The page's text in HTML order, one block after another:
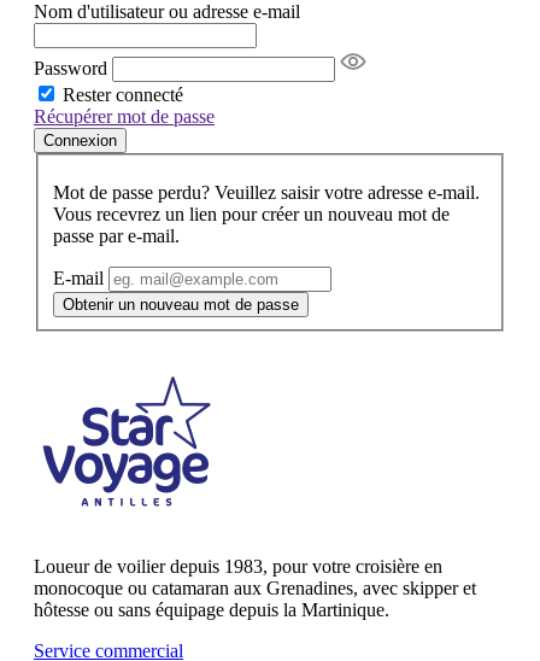
Nom d'utilisateur ou adresse e-mail
Password
Rester connecté
Récupérer mot de passe
Connexion
Mot de passe perdu? Veuillez saisir votre adresse e-mail.
Vous recevrez un lien pour créer un nouveau mot de
passe par e-mail.
E-mail
Obtenir un nouveau mot de passe
Loueur de voilier depuis 1983, pour votre croisière en
monocoque ou catamaran aux Grenadines, avec skipper et
hôtesse ou sans équipage depuis la Martinique.
Service commercial